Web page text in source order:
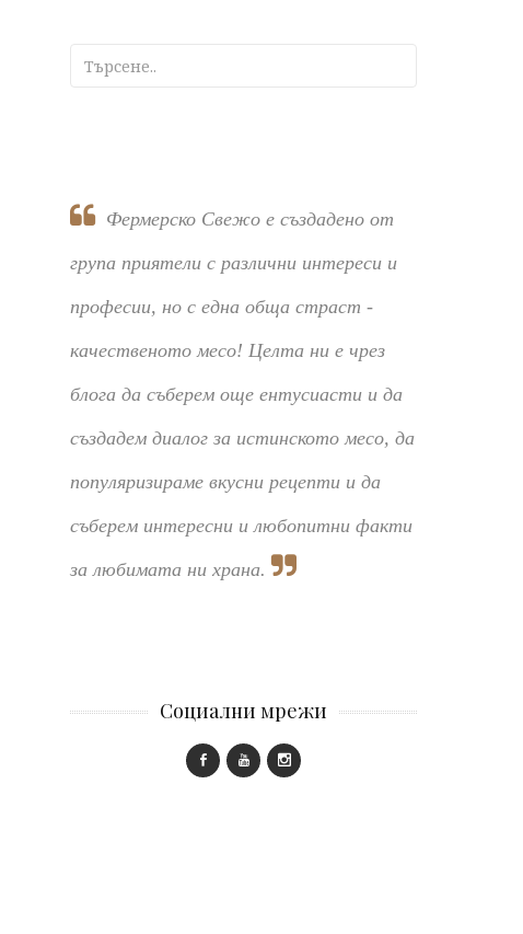
Фермерско Свежо е създадено от
група приятели с различни интереси и
професии, но с една обща страст -
качественото месо! Целта ни е чрез
блога да съберем още ентусиасти и да
създадем диалог за истинското месо, да
популяризираме вкусни рецепти и да
съберем интересни и любопитни факти
за любимата ни храна.
Социални мрежи